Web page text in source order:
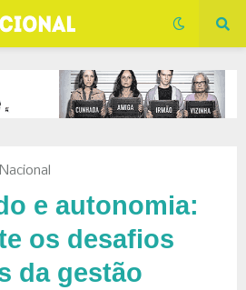
e autonomia:
os desafios
da gestão